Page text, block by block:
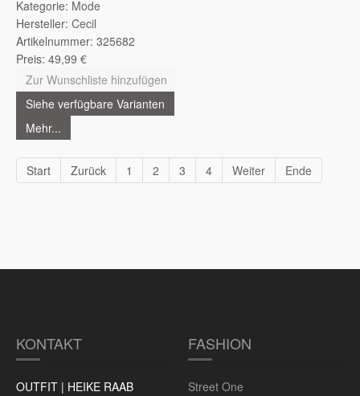
Kategorie: Mode
Hersteller: Cecil
Artikelnummer: 325682
Preis: 49,99 €
Zur Wunschliste hinzufügen
Siehe verfügbare Varianten
Mehr...
Start Zurück 1 2 3 4 Weiter Ende
KONTAKT
OUTFIT | HEIKE RAAB
FASHION
Street One